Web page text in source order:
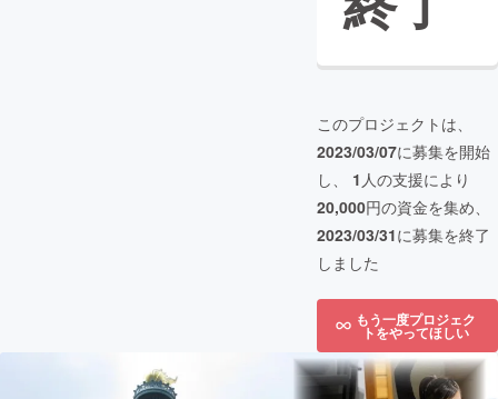
このプロジェクトは、
2023/03/07に募集を開始
し、 1 人の支援により
20,000円の資金を集め、
2023/03/31に募集を終了
しました
もう一度プロジェク
トをやってほしい